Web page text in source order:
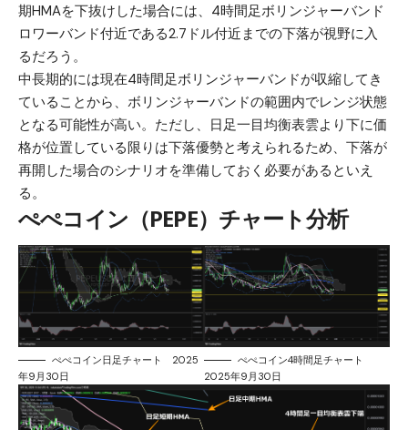
期HMAを下抜けした場合には、4時間足ボリンジャーバンド
ロワーバンド付近である2.7ドル付近までの下落が視野に入
るだろう。
中長期的には現在4時間足ボリンジャーバンドが収縮してき
ていることから、ボリンジャーバンドの範囲内でレンジ状態
となる可能性が高い。ただし、日足一目均衡表雲より下に価
格が位置している限りは下落優勢と考えられるため、下落が
再開した場合のシナリオを準備しておく必要があるといえ
る。
ぺぺコイン（PEPE）チャート分析
ぺぺコイン日足チャート 2025
年9月30日
ぺぺコイン4時間足チャート
2025年9月30日